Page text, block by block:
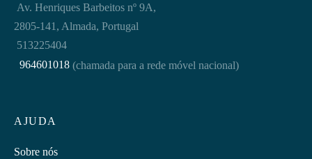
AJUDA
Sobre nós
Av. Henriques Barbeitos nº 9A,
2805-141, Almada, Portugal
513225404
964601018 (chamada para a rede móvel nacional)